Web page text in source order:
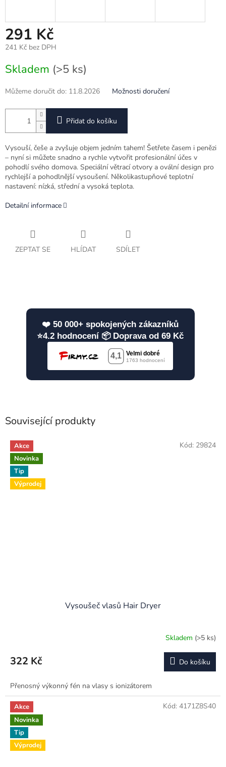
291 Kč
241 Kč bez DPH
cena:
Skladem (>5 ks)
Můžeme doručit do: 11.8.2026 Možnosti doručení
Přidat do košíku
Vysouší, češe a zvyšuje objem jedním tahem! Šetřete časem i penězi
– nyní si můžete snadno a rychle vytvořit profesionální účes v
pohodlí svého domova. Speciální větrací otvory a ovální design pro
rychlejší a pohodlnější vysoušení. Několikastupňové teplotní
nastavení: nízká, střední a vysoká teplota.
Detailní informace
ZEPTAT SE HLÍDAT SDÍLET
❤️ 50 000+ spokojených zákazníků
⭐4.2 hodnocení 📦 Doprava od 69 Kč
Související produkty
Akce
Novinka
Tip
Výprodej
Vysoušeč vlasů Hair Dryer
Skladem (>5 ks)
322 Kč Do košíku
Přenosný výkonný fén na vlasy s ionizátorem
Kód: 29824
Akce
Novinka
Tip
Výprodej
Kód: 4171Z8S40